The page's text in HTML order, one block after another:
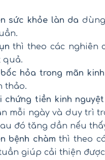
sức khỏe làn da
thì theo các nghiên
quả.
hỏa trong mãn kinh
thảo.
chứng tiền kinh nguyệt
mỗi ngày và duy trì
đó tăng dần nếu
bệnh chàm thì theo
giúp cải thiện